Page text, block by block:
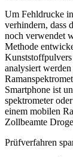
Um Fehldrucke
verhindern, dass
noch verwendet
Methode
analysiert
Smartphone ist
spektrometer
einem mobilen
Zollbeamte
Prüfverfahren